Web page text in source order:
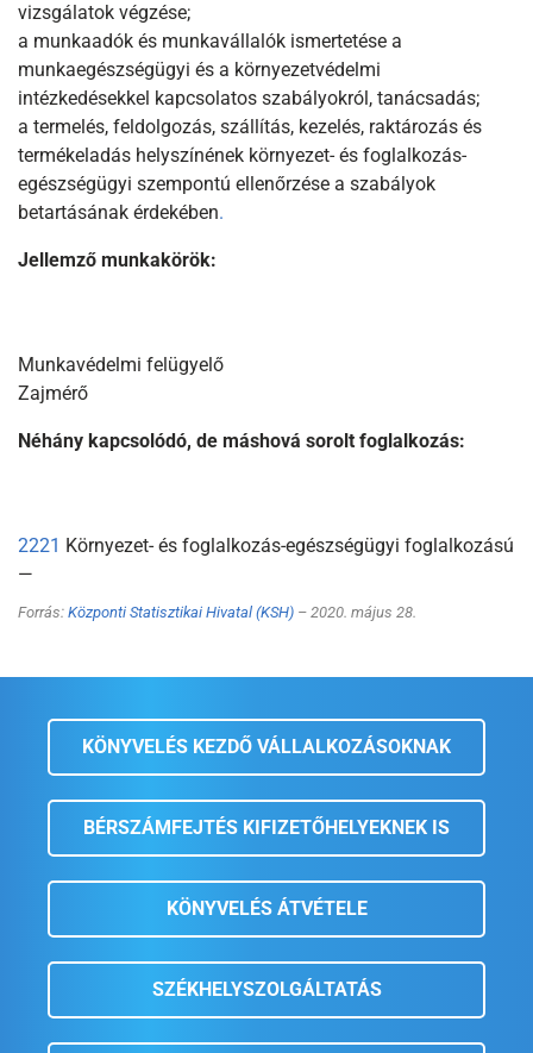
vizsgálatok végzése;
a munkaadók és munkavállalók ismertetése a
munkaegészségügyi és a környezetvédelmi
intézkedésekkel kapcsolatos szabályokról, tanácsadás;
a termelés, feldolgozás, szállítás, kezelés, raktározás és
termékeladás helyszínének környezet- és foglalkozás-
egészségügyi szempontú ellenőrzése a szabályok
betartásának érdekében.
Jellemző munkakörök:
Munkavédelmi felügyelő
Zajmérő
Néhány kapcsolódó, de máshová sorolt foglalkozás:
2221 Környezet- és foglalkozás-egészségügyi foglalkozású
—
Forrás: Központi Statisztikai Hivatal (KSH) – 2020. május 28.
KÖNYVELÉS KEZDŐ VÁLLALKOZÁSOKNAK
BÉRSZÁMFEJTÉS KIFIZETŐHELYEKNEK IS
KÖNYVELÉS ÁTVÉTELE
SZÉKHELYSZOLGÁLTATÁS